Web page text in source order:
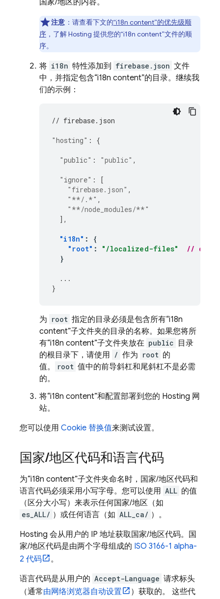
国家/地区的内容。
注意 ：请查看下文的“i18n content”的优先级顺
序 ，了解Hosting 提供您的“i18n content”文件的顺
序。
将 i18n 特性添加到 firebase.json 文件
中，并指定包含“i18n content”的目录。继续我
们的示例：
// firebase.json
"hosting" : {
"public" : "public" ,
"ignore" :
[
"firebase.json" ,
"**/.*" ,
"**/node_modules/**"
],
"i18n" :
{
"root" : "/localized-files"
//
}
...
}
为 root 指定的目录必须是包含所有“i18n
content”子文件夹的目录的名称。如果您将所
有“i18n content”子文件夹放在 public
目录
的根目录下，请使用 / 作为 root 的
值。
root 值中的前导斜杠和尾斜杠不是必需
的。
将“i18n content”和配置部署到您的 Hosting 网
站。
您可以使用 Cookie 替换值来测试设置。
国家/地区代码和语言代码
为“i18n content”子文件夹命名时，国家/地区代码和
语言代码必须采用小写字母。您可以使用 ALL 的值
（区分大小写）来表示任何国家/地区（如
es_ALL/ ）或任何语言（如 ALL_ca/ ）。
Hosting 会从用户的 IP 地址获取国家/地区代码。国
家/地区代码是由两个字母组成的 ISO 3166-1 alpha-
2 代码
。
语言代码是从用户的 Accept-Language 请求标头
（通常由网络浏览器自动设置
）获取的。 这些代